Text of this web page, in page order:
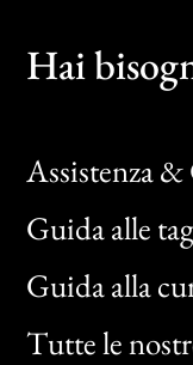
Hai
Assistenza
Guida alle
Guida alla
Tutte le